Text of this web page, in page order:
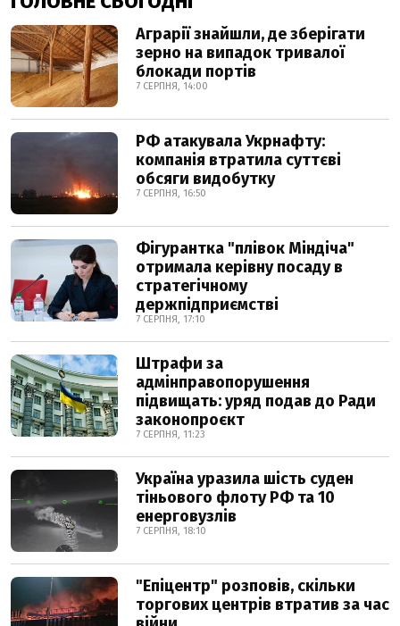
Аграрії знайшли, де зберігати
зерно на випадок тривалої
блокади портів
7 СЕРПНЯ, 14:00
РФ атакувала Укрнафту:
компанія втратила суттєві
обсяги видобутку
7 СЕРПНЯ, 16:50
Фігурантка "плівок Міндіча"
отримала керівну посаду в
стратегічному
держпідприємстві
7 СЕРПНЯ, 17:10
Штрафи за
адмінправопорушення
підвищать: уряд подав до Ради
законопроєкт
7 СЕРПНЯ, 11:23
Україна уразила шість суден
тіньового флоту РФ та 10
енерговузлів
7 СЕРПНЯ, 18:10
"Епіцентр" розповів, скільки
торгових центрів втратив за час